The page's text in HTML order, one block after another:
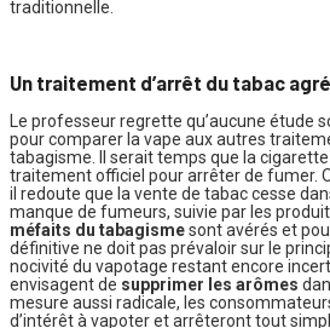
traditionnelle.
Un traitement d’arrêt du tabac
Le professeur regrette qu’aucune étude
pour comparer la vape aux autres
tabagisme. Il serait temps que la
traitement officiel pour arrêter de fumer.
il redoute que la vente de tabac cesse
manque de fumeurs, suivie par les
méfaits du tabagismesont avérés et
définitive ne doit pas prévaloir sur le
nocivité du vapotage restant encore
envisagent de supprimer les arômes
mesure aussi radicale, les
d’intérêt à vapoter et arrêteront tout